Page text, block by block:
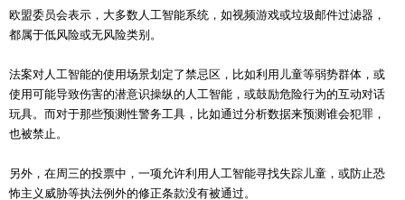
欧盟委员会表示，大多数人工智能系统，如视频游戏或垃圾邮件过滤器，
都属于低风险或无风险类别。
法案对人工智能的使用场景划定了禁忌区，比如利用儿童等弱势群体，或
使用可能导致伤害的潜意识操纵的人工智能，或鼓励危险行为的互动对话
玩具。而对于那些预测性警务工具，比如通过分析数据来预测谁会犯罪，
也被禁止。
另外，在周三的投票中，一项允许利用人工智能寻找失踪儿童，或防止恐
怖主义威胁等执法例外的修正条款没有被通过。